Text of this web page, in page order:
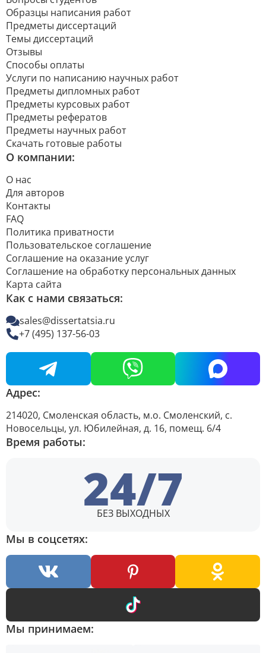
Образцы написания работ
Предметы диссертаций
Темы диссертаций
Отзывы
Способы оплаты
Услуги по написанию научных работ
Предметы дипломных работ
Предметы курсовых работ
Предметы рефератов
Предметы научных работ
Скачать готовые работы
О компании:
О нас
Для авторов
Контакты
FAQ
Политика приватности
Пользовательское соглашение
Соглашение на оказание услуг
Соглашение на обработку персональных данных
Карта сайта
Как с нами связаться:
sales@dissertatsia.ru
+7 (495) 137-56-03
Адрес:
214020, Смоленская область, м.о. Смоленский, с.
Новосельцы, ул. Юбилейная, д. 16, помещ. 6/4
Время работы:
24/7
БЕЗ ВЫХОДНЫХ
Мы в соцсетях:
Мы принимаем: